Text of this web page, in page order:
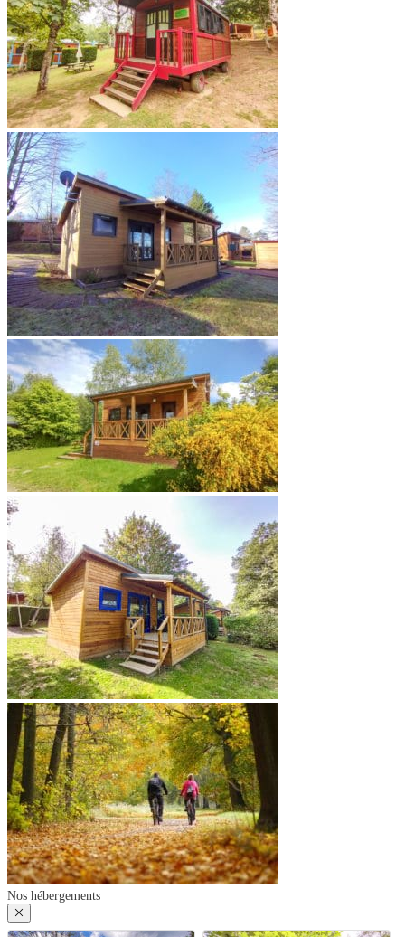
Nos hébergements